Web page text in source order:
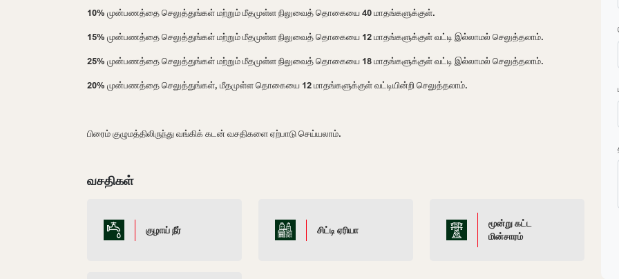
10% முன்பணத்தை செலுத்துங்கள் மற்றும் மீதமுள்ள நிலுவைத் தொகையை 40 மாதங்களுக்குள்.
15% முன்பணத்தை செலுத்துங்கள் மற்றும் மீதமுள்ள நிலுவைத் தொகையை 12 மாதங்களுக்குள் வட்டி இல்லாமல் செலுத்தலாம்.
25% முன்பணத்தை செலுத்துங்கள் மற்றும் மீதமுள்ள நிலுவைத் தொகையை 18 மாதங்களுக்குள் வட்டி இல்லாமல் செலுத்தலாம்.
20% முன்பணத்தை செலுத்துங்கள், மீதமுள்ள தொகையை 12 மாதங்களுக்குள் வட்டியின்றி செலுத்தலாம்.
பிரைம் குழுமத்திலிருந்து வங்கிக் கடன் வசதிகளை ஏற்பாடு செய்யலாம்.
வசதிகள்
குழாய் நீர் சிட்டி ஏரியா
மூன்று கட்ட
மின்சாரம்